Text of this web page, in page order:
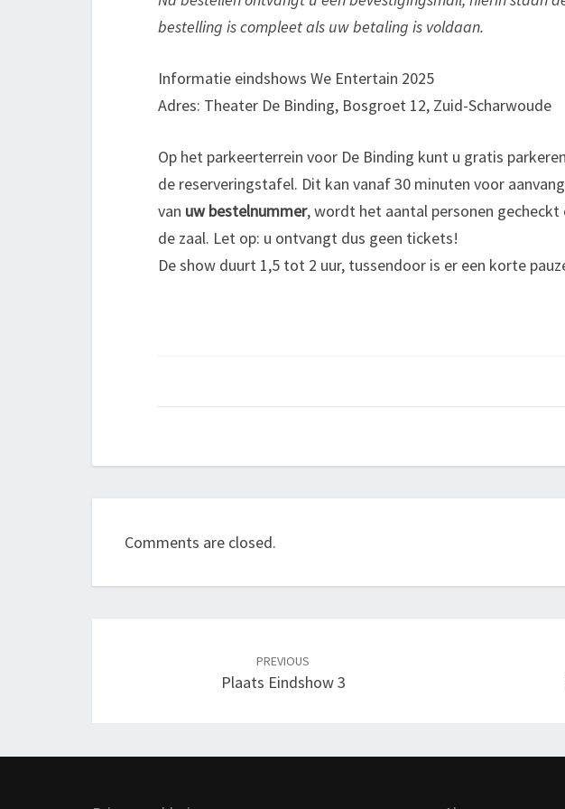
bestelling is compleet als uw betaling is voldaan.
Informatie eindshows We Entertain 2025
Adres: Theater De Binding, Bosgroet 12, Zuid-Scharwoude
Op het parkeerterrein voor De Binding kunt u gratis
de reserveringstafel. Dit kan vanaf 30 minuten voor
van uw bestelnummer, wordt het aantal personen
de zaal. Let op: u ontvangt dus geen tickets!
De show duurt 1,5 tot 2 uur, tussendoor is er een korte
Comments are closed.
PREVIOUS
Plaats Eindshow 3